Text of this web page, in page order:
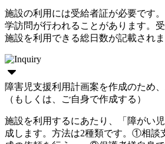
施設の利用には受給者証が必要です
学訪問が行われることがあります。
施設を利用できる総日数が記載され
障害児支援利用計画案を作成のため
（もしくは、ご自身で作成する）
施設を利用するにあたり、「障がい
成します。方法は2種類です。①相談